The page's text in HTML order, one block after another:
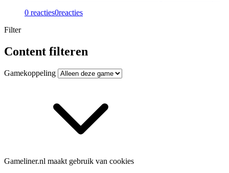
0 reacties0reacties
Filter
Content filteren
Gamekoppeling
Gameliner.nl maakt gebruik van cookies